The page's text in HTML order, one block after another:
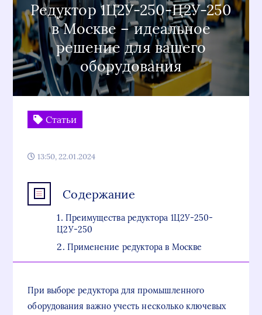
Редуктор 1Ц2У-250-Ц2У-250
в Москве – идеальное
решение для вашего
оборудования
Статьи
13:50, 22.01.2024
Содержание
Преимущества редуктора 1Ц2У-250-
Ц2У-250
Применение редуктора в Москве
При выборе редуктора для промышленного
оборудования важно учесть несколько ключевых